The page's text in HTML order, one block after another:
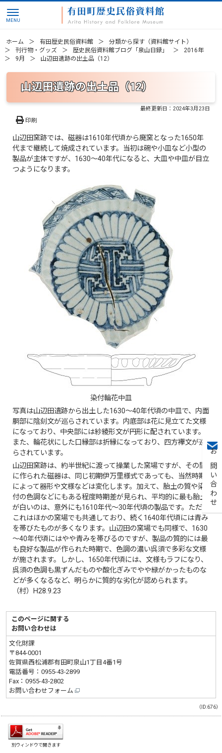
お問い合わせ
ホーム 有田歴史民俗資料館
分類から探す（資料館サイト）
刊行物・グッズ
歴史民俗資料館ブログ「泉山日録」
2016年
9月
山辺田遺跡の出土品（12）
山辺田遺跡の出土品（12）
最終更新日：2024年3月23日
印刷
山辺田窯跡では、磁器は1610年代頃から廃窯となった1650年
代まで継続して焼成されています。当初は碗や小皿など小型の
製品が主体ですが、1630～40年代になると、大皿や中皿が目立
つようになります。
染付輪花中皿
写真は山辺田遺跡から出土した1630～40年代頃の中皿で、内面
胴部に陰刻文が巡らされています。内底部は花に見立てた文様
になっており、中央部には紗綾形文が円形に配されています。
また、輪花状にした口縁部は折縁になっており、四方襷文が巡
らされています。
山辺田窯跡は、約半世紀に渡って操業した窯場ですが、その間
に作られた磁器は、同じ初期伊万里様式であっても、当然時期
によって器形や文様などは変化します。加えて、胎土の質や染
付の色調などにもある程度時期差が見られ、平均的に最も胎土
が白いのは、意外にも1610年代～30年代頃の製品です。ただ、
これはほかの窯場でも共通しており、続く1640年代頃には青み
を帯びたものが多くなります。山辺田の窯場でも同様で、1630
～40年代頃にはやや青みを帯びるのですが、製品の質的には最
も良好な製品が作られた時期で、色調の濃い呉須で多彩な文様
が施されます。しかし、1650年代頃には、文様もラフになり、
呉須の色調も黒ずんだものや酸化ぎみでやや緑がかったものな
どが多くなるなど、明らかに質的な劣化が認められます。
（村）H28.9.23
このページに関する
お問い合わせは
文化財課
〒844-0001
佐賀県西松浦郡有田町泉山1丁目4番1号
電話番号：0955-43-2899
Fax：0955-43-2802
お問い合わせフォーム
（ID:676）
別ウィンドウで開きます